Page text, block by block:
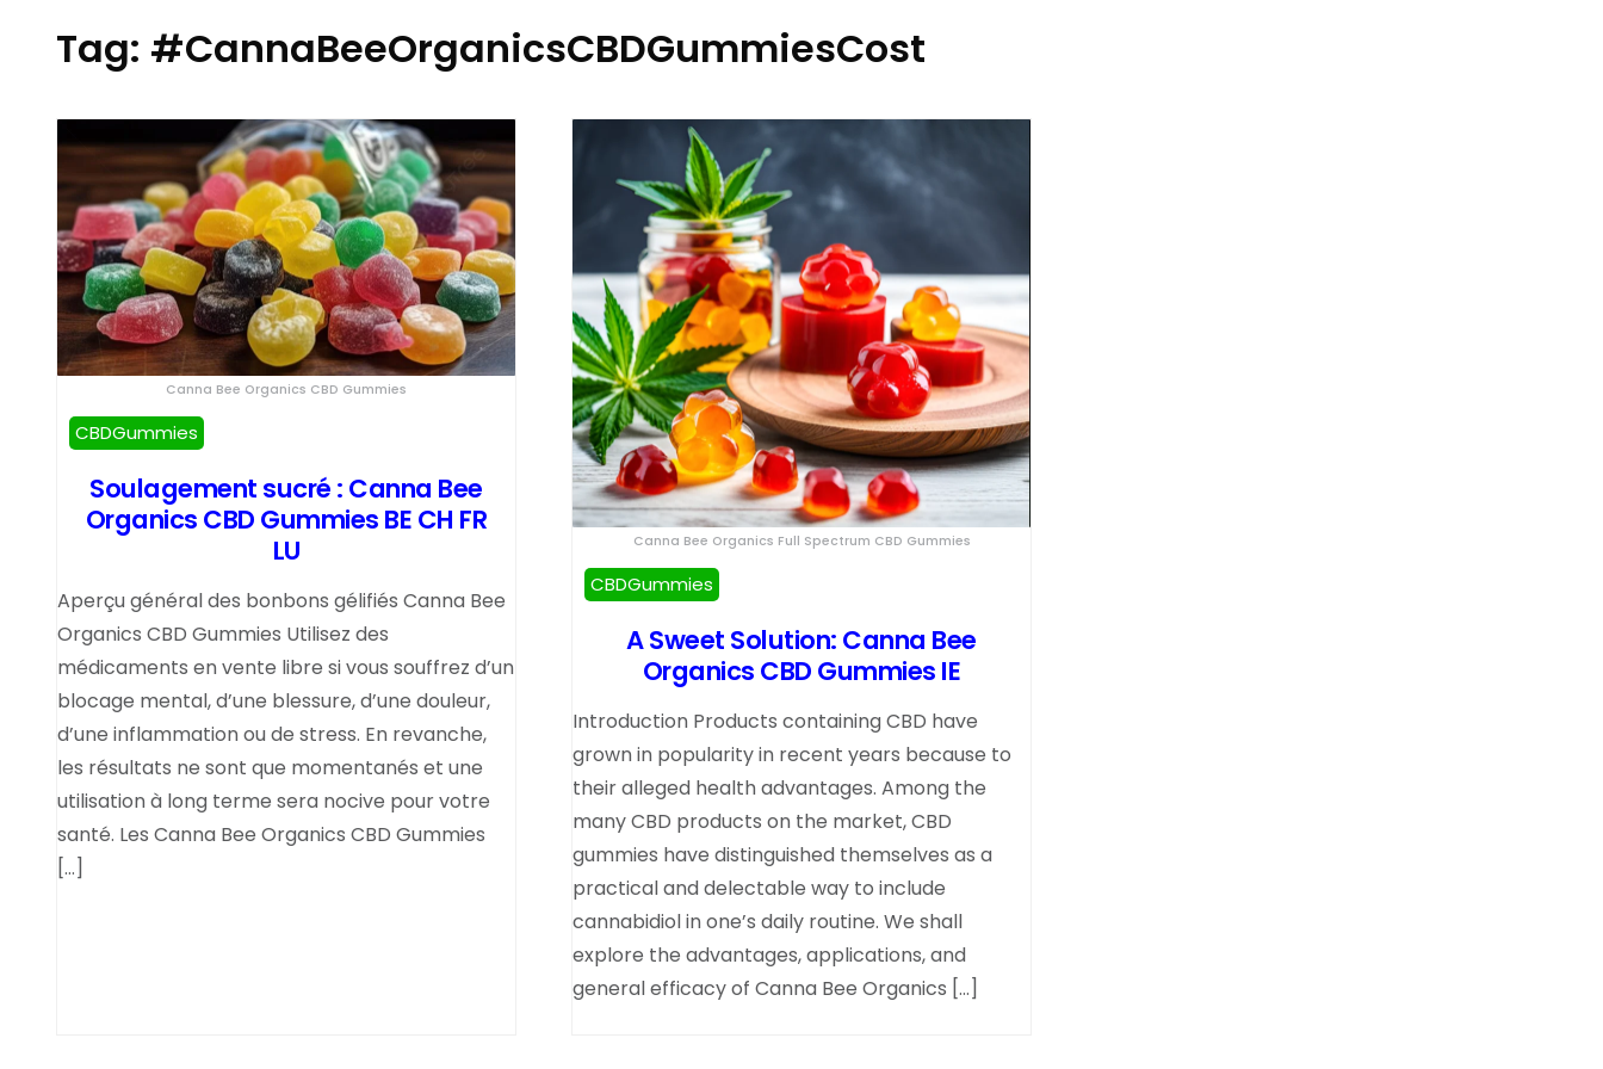
Tag: #CannaBeeOrganicsCBDGummiesCost
Canna Bee Organics CBD Gummies
CBDGummies
Soulagement sucré : Canna Bee
Organics CBD Gummies BE CH FR
LU
Aperçu général des bonbons gélifiés Canna Bee
Organics CBD Gummies Utilisez des
médicaments en vente libre si vous souffrez d’un
blocage mental, d’une blessure, d’une douleur,
d’une inflammation ou de stress. En revanche,
les résultats ne sont que momentanés et une
utilisation à long terme sera nocive pour votre
santé. Les Canna Bee Organics CBD Gummies
[…]
Canna Bee Organics Full Spectrum CBD Gummies
CBDGummies
A Sweet Solution: Canna Bee
Organics CBD Gummies IE
Introduction Products containing CBD have
grown in popularity in recent years because to
their alleged health advantages. Among the
many CBD products on the market, CBD
gummies have distinguished themselves as a
practical and delectable way to include
cannabidiol in one’s daily routine. We shall
explore the advantages, applications, and
general efficacy of Canna Bee Organics […]